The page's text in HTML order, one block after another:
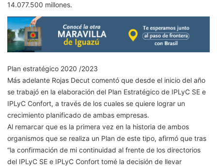
14.077.500 millones.
Plan estratégico 2020 /2023
Más adelante Rojas Decut comentó que desde el inicio del año
se trabajó en la elaboración del Plan Estratégico de IPLyC SE e
IPLyC Confort, a través de los cuales se quiere lograr un
crecimiento planificado de ambas empresas.
Al remarcar que es la primera vez en la historia de ambos
organismos que se realiza un Plan de este tipo, afirmó que tras
“la confirmación de mi continuidad al frente de los directorios
del IPLyC SE e IPLyC Confort tomé la decisión de llevar